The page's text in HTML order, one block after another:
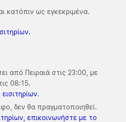
κατόπιν ως εγκεκριμένα.
από Πειραιά στις 23:00, με
08:15.
δεν θα πραγματοποιηθεί.
επικοινωνήστε με το